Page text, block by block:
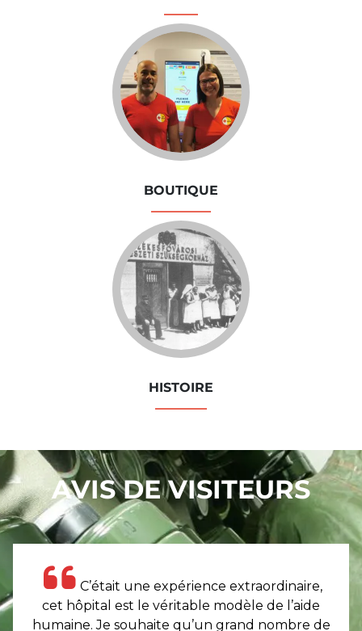
BOUTIQUE
HISTOIRE
AVIS DE VISITEURS
C’était une expérience extraordinaire,
cet hôpital est le véritable modèle de l’aide
humaine. Je souhaite qu’un grand nombre de